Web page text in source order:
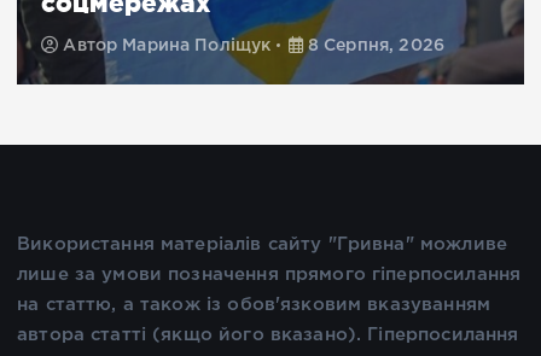
Автор Марина Поліщук 8 Серпня, 2026
Використання матеріалів сайту "Гривна" можливе
лише за умови позначення прямого гіперпосилання
на статтю, а також із обов'язковим вказуванням
автора статті (якщо його вказано). Гіперпосилання